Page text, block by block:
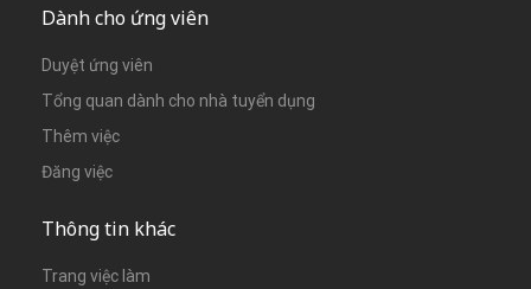
Dành cho ứng viên
Duyệt ứng viên
Tổng quan dành cho nhà tuyển dụng
Thêm việc
Đăng việc
Thông tin khác
Trang việc làm